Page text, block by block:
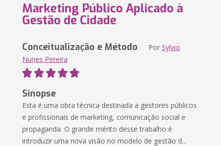
Marketing Público Aplicado à
Gestão de Cidade
Conceitualização e Método PorSylvio
Nunes Pereira
Sinopse
Esta é uma obra técnica destinada a gestores públicos
e profissionais de marketing, comunicação social e
propaganda. O grande mérito desse trabalho é
introduzir uma nova visão no modelo de gestão d...